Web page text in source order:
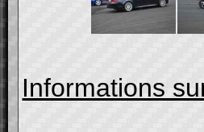
Informations